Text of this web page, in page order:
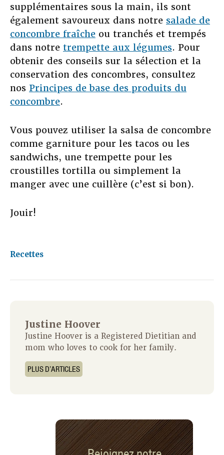
supplémentaires sous la main, ils sont
également savoureux dans notre salade de
concombre fraîche ou tranchés et trempés
dans notre trempette aux légumes. Pour
obtenir des conseils sur la sélection et la
conservation des concombres, consultez
nos Principes de base des produits du
concombre.
Vous pouvez utiliser la salsa de concombre
comme garniture pour les tacos ou les
sandwichs, une trempette pour les
croustilles tortilla ou simplement la
manger avec une cuillère (c’est si bon).
Jouir!
Recettes
Justine Hoover
Justine Hoover is a Registered Dietitian and
mom who loves to cook for her family.
PLUS D’ARTICLES